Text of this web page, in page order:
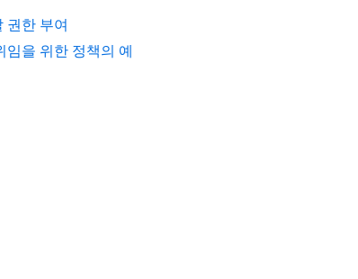
권한 부여
임을 위한 정책의 예